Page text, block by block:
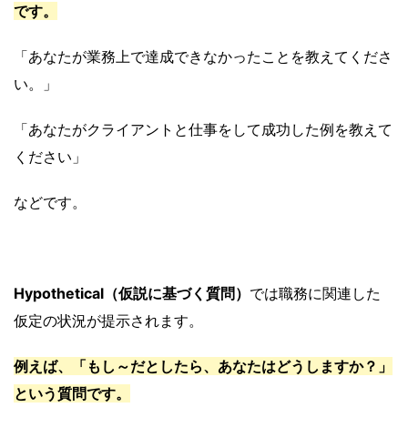
です。
「あなたが業務上で達成できなかったことを教えてくださ
い。」
「あなたがクライアントと仕事をして成功した例を教えて
ください」
などです。
Hypothetical（仮説に基づく 質問） では職務に関連した
仮定の状況が提示されます。
例えば、「もし～だとしたら、 あなたはどうしますか？」
という質問です。